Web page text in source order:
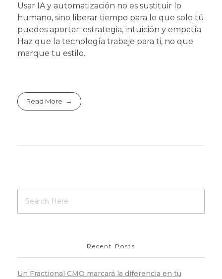
Usar IA y automatización no es sustituir lo
humano, sino liberar tiempo para lo que solo tú
puedes aportar: estrategia, intuición y empatía.
Haz que la tecnología trabaje para ti, no que
marque tu estilo.
Read More
Recent Posts
Un Fractional CMO marcará la diferencia en tu